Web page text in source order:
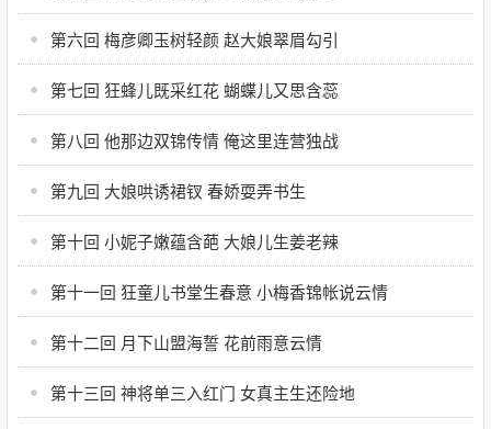
第六回 梅彦卿玉树轻颜 赵大娘翠眉勾引
第七回 狂蜂儿既采红花 蝴蝶儿又思含蕊
第八回 他那边双锦传情 俺这里连营独战
第九回 大娘哄诱裙钗 春娇耍弄书生
第十回 小妮子嫩蕴含葩 大娘儿生姜老辣
第十一回 狂童儿书堂生春意 小梅香锦帐说云情
第十二回 月下山盟海誓 花前雨意云情
第十三回 神将单三入红门 女真主生还险地